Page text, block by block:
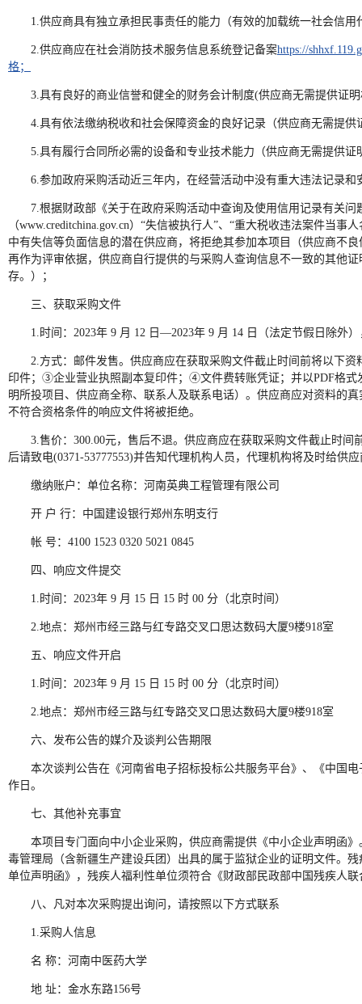
1.供应商具有独立承担民事责任的能力（有效的加载统一社会信用
2.供应商应在社会消防技术服务信息系统登记备案https://
格；
3.具有良好的商业信誉和健全的财务会计制度(供应商无需提供证
4.具有依法缴纳税收和社会保障资金的良好记录（供应商无需提
5.具有履行合同所必需的设备和专业技术能力（供应商无需提供
6.参加政府采购活动近三年内，在经营活动中没有重大违法记录
7.根据财政部《关于在政府采购活动中查询及使用信用记录有关
（www.creditchina.gov.cn）“失信被执行人”、“重大税收违法案件当
中有失信等负面信息的潜在供应商，将拒绝其参加本项目（供应商不
再作为评审依据，供应商自行提供的与采购人查询信息不一致的其他
存。）；
三、获取采购文件
1.时间：2023年 9 月 12 日—2023年 9 月 14 日（法定节假日除外
2.方式：邮件发售。供应商应在获取采购文件截止时间前将以下
印件；③企业营业执照副本复印件；④文件费转账凭证；并以PDF格式
明所投项目、供应商全称、联系人及联系电话）。供应商应对资料的
不符合资格条件的响应文件将被拒绝。
3.售价：300.00元，售后不退。供应商应在获取采购文件截止时
后请致电(0371-53777553)并告知代理机构人员，代理机构将及时给供
缴纳账户：单位名称：河南英典工程管理有限公司
开 户 行：中国建设银行郑州东明支行
帐 号：4100 1523 0320 5021 0845
四、响应文件提交
1.时间：2023年 9 月 15 日 15 时 00 分（北京时间）
2.地点：郑州市经三路与红专路交叉口思达数码大厦9楼918室
五、响应文件开启
1.时间：2023年 9 月 15 日 15 时 00 分（北京时间）
2.地点：郑州市经三路与红专路交叉口思达数码大厦9楼918室
六、发布公告的媒介及谈判公告期限
本次谈判公告在《河南省电子招标投标公共服务平台》、《中国
作日。
七、其他补充事宜
本项目专门面向中小企业采购，供应商需提供《中小企业声明函
毒管理局（含新疆生产建设兵团）出具的属于监狱企业的证明文件。
单位声明函》，残疾人福利性单位须符合《财政部民政部中国残疾人
八、凡对本次采购提出询问，请按照以下方式联系
1.采购人信息
名 称：河南中医药大学
地 址：金水东路156号